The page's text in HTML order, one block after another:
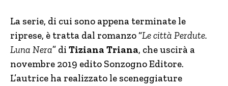
La serie, di cui sono appena terminate le
riprese, è tratta dal romanzo “Le città Perdute.
Luna Nera” di Tiziana Triana, che uscirà a
novembre 2019 edito Sonzogno Editore.
L’autrice ha realizzato le sceneggiature